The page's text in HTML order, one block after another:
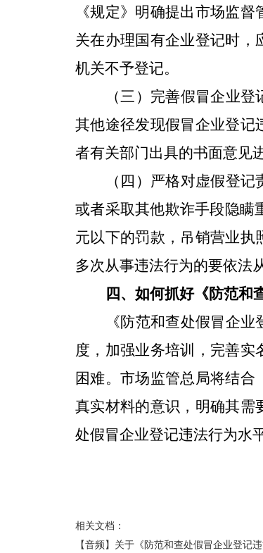
《规定》明确提出市场监
关在办理国有企业登记时，
机关不予登记。
（三）完善假冒企业
其他途径发现假冒企业登记
者有关部门出具的书面意见
（四）严格对虚假登
或者采取其他欺诈手段隐瞒
元以下的罚款，吊销营业执
多次从事违法行为的要依法
四、如何抓好《防范和
《防范和查处假冒企
度，加强业务培训，完善
困难。市场监管总局将结
真实材料的意识，明确其需
处假冒企业登记违法行为水
相关文档：
【音频】关于《防范和查处假冒企业登记